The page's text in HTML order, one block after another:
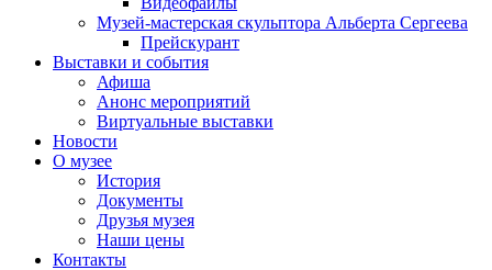
Музей-мастерская скульптора Альберта Сергеева
Прейскурант
Выставки и события
Афиша
Анонс мероприятий
Виртуальные выставки
Новости
О музее
История
Документы
Друзья музея
Наши цены
Контакты